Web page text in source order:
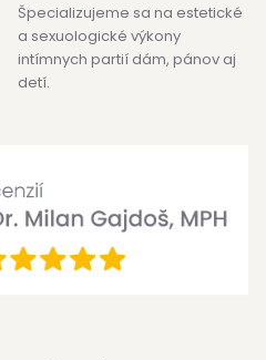
Špecializujeme sa na estetické
a sexuologické výkony
intímnych partií dám, pánov aj
detí.